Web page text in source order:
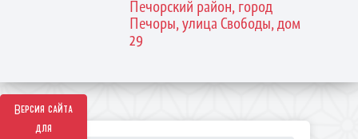
Версия сайта
для
Печорский район, город
Печоры, улица Свободы, дом
29